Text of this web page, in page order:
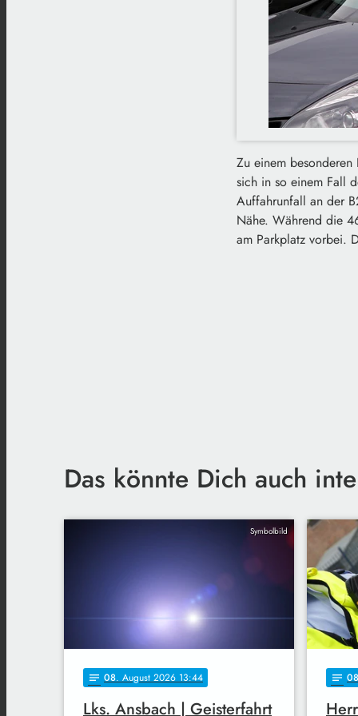
Zu einem
sich in so einem Fall
Auffahrunfall an der
Nähe. Während die
am Parkplatz vorbei.
Das könnte Dich auch
Symbolbild
notes 08. August 2026 13:44
Lks. Ansbach | Geisterfahrt
notes 08